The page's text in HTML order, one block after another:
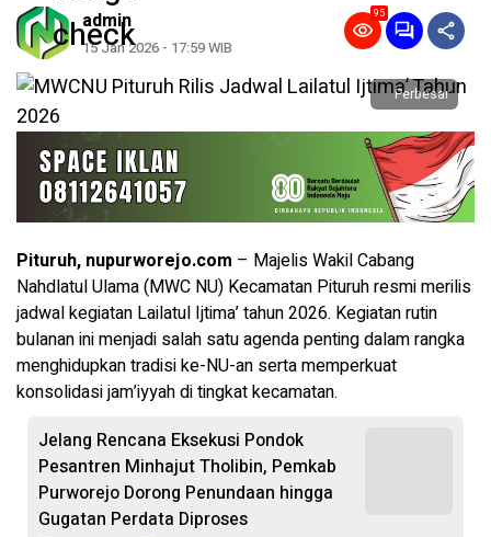
admin
15 Jan 2026 - 17:59 WIB
95
Perbesar
Pituruh, nupurworejo.com – Majelis Wakil Cabang
Nahdlatul Ulama (MWC NU) Kecamatan Pituruh resmi merilis
jadwal kegiatan Lailatul Ijtima’ tahun 2026. Kegiatan rutin
bulanan ini menjadi salah satu agenda penting dalam rangka
menghidupkan tradisi ke-NU-an serta memperkuat
konsolidasi jam’iyyah di tingkat kecamatan.
Jelang Rencana Eksekusi Pondok
Pesantren Minhajut Tholibin, Pemkab
Purworejo Dorong Penundaan hingga
Gugatan Perdata Diproses